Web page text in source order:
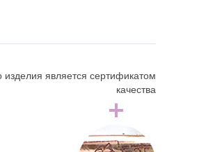
изделия является сертификатом
качества